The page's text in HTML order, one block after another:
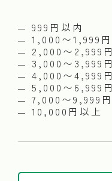
999円以内
1,000〜1,999円
2,000〜2,999円
3,000〜3,999円
4,000〜4,999円
5,000〜6,999円
7,000〜9,999円
10,000円以上